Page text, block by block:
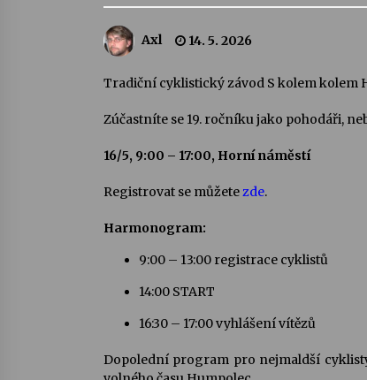
Pozvánka na integrační
Quijotova šedesátka: 28. 7.–1.
28. 7. 2026
Letní koncerty ve
22. 7. 2026
Za kulturou kousek za
Axl 14. 5. 2026
Tradiční cyklistický závod S kolem kolem
Zúčastníte se 19. ročníku jako pohodáři,
16/5, 9:00 – 17:00, Horní náměstí
Registrovat se můžetezde.
Harmonogram:
9:00 – 13:00 registrace cyklistů
14:00 START
16:30 – 17:00 vyhlášení vítězů
Dopolední program pro nejmaldší